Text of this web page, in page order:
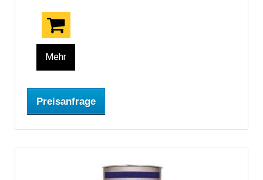
Mehr
Preisanfrage